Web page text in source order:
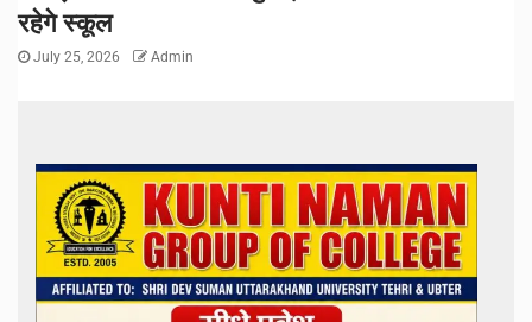
रहेगे स्कूल
July 25, 2026 Admin